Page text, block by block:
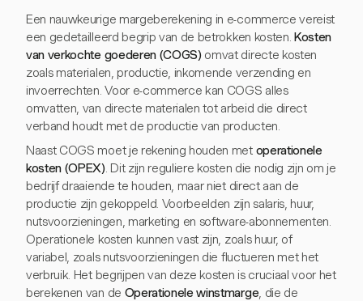
Een nauwkeurige margeberekening in e-commerce vereist
een gedetailleerd begrip van de betrokken kosten. Kosten
van verkochte goederen (COGS)omvat directe kosten
zoals materialen, productie, inkomende verzending en
invoerrechten. Voor e-commerce kan COGS alles
omvatten, van directe materialen tot arbeid die direct
verband houdt met de productie van producten.
Naast COGS moet je rekening houden met operationele
kosten (OPEX). Dit zijn reguliere kosten die nodig zijn om je
bedrijf draaiende te houden, maar niet direct aan de
productie zijn gekoppeld. Voorbeelden zijn salaris, huur,
nutsvoorzieningen, marketing en software-abonnementen.
Operationele kosten kunnen vast zijn, zoals huur, of
variabel, zoals nutsvoorzieningen die fluctueren met het
verbruik. Het begrijpen van deze kosten is cruciaal voor het
berekenen van de Operationele winstmarge, die de